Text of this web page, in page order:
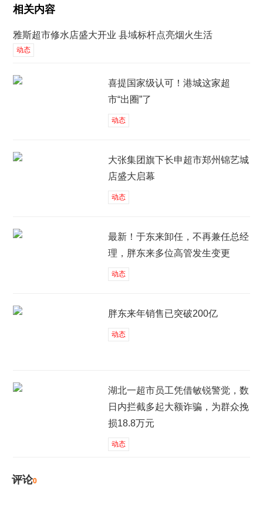
相关内容
雅斯超市修水店盛大开业 县域标杆点亮烟火生活
动态
喜提国家级认可！港城这家超
市“出圈”了
动态
大张集团旗下长申超市郑州锦艺城
店盛大启幕
动态
最新！于东来卸任，不再兼任总经
理，胖东来多位高管发生变更
动态
胖东来年销售已突破200亿
动态
湖北一超市员工凭借敏锐警觉，数
日内拦截多起大额诈骗，为群众挽
损18.8万元
动态
评论0